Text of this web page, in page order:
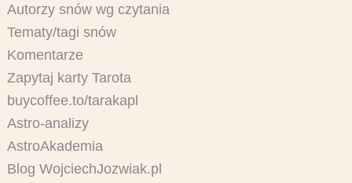
Autorzy snów wg czytania
Tematy/tagi snów
Komentarze
Zapytaj karty Tarota
buycoffee.to/tarakapl
Astro-analizy
AstroAkademia
Blog WojciechJozwiak.pl